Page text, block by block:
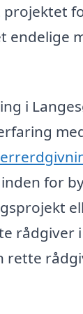
endelige
i
for
rådgiver
rette